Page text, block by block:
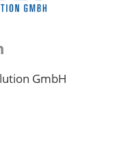
GmbH